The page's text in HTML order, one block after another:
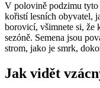
V polovině podzimu tyto
kořistí lesních obyvatel,
borovicí, všimnete si, že
sezóně. Semena jsou
strom, jako je smrk,
Jak vidět